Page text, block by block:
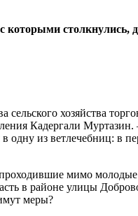
столкнулись,
сельского хозяйства
Кадергали
одну из ветлечебниц: в
проходившие мимо
в районе улицы
меры?